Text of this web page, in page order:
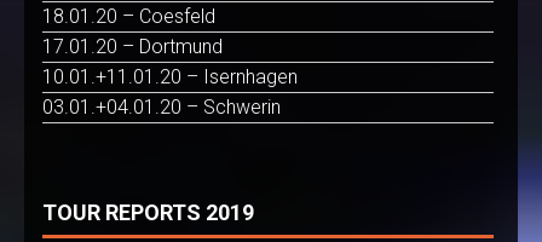
18.01.20 – Coesfeld
17.01.20 – Dortmund
10.01.+11.01.20 – Isernhagen
03.01.+04.01.20 – Schwerin
TOUR REPORTS 2019